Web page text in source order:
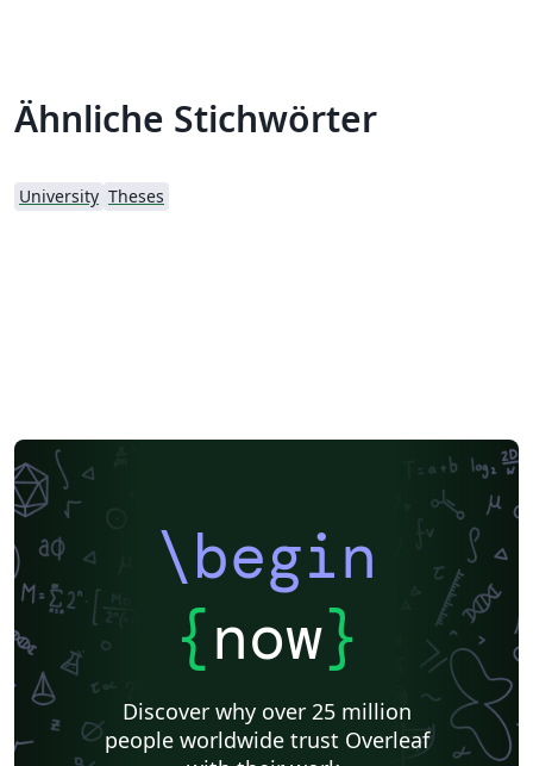
Ähnliche Stichwörter
University Theses
\begin
{now}
Discover why over 25 million
people worldwide trust Overleaf